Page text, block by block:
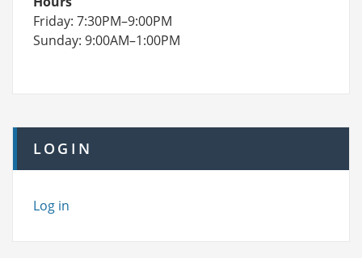
Friday: 7:30PM–9:00PM
Sunday: 9:00AM–1:00PM
LOGIN
Log in